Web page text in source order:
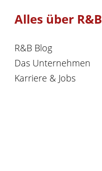
Alles über R&B
R&B Blog
Das Unternehmen
Karriere & Jobs